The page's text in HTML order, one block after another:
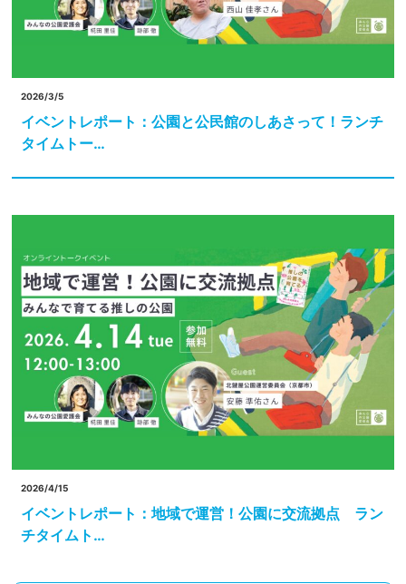
2026/3/5
イベントレポート：公園と公民館のしあさって！ランチ
タイムトー…
2026/4/15
イベントレポート：地域で運営！公園に交流拠点 ラン
チタイムト…